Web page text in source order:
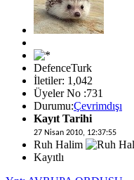
DefenceTurk
İletiler: 1,042
Üyeler No :731
Durumu:Çevrimdışı
Kayıt Tarihi
27 Nisan 2010, 12:37:55
Ruh Halim
Kayıtlı